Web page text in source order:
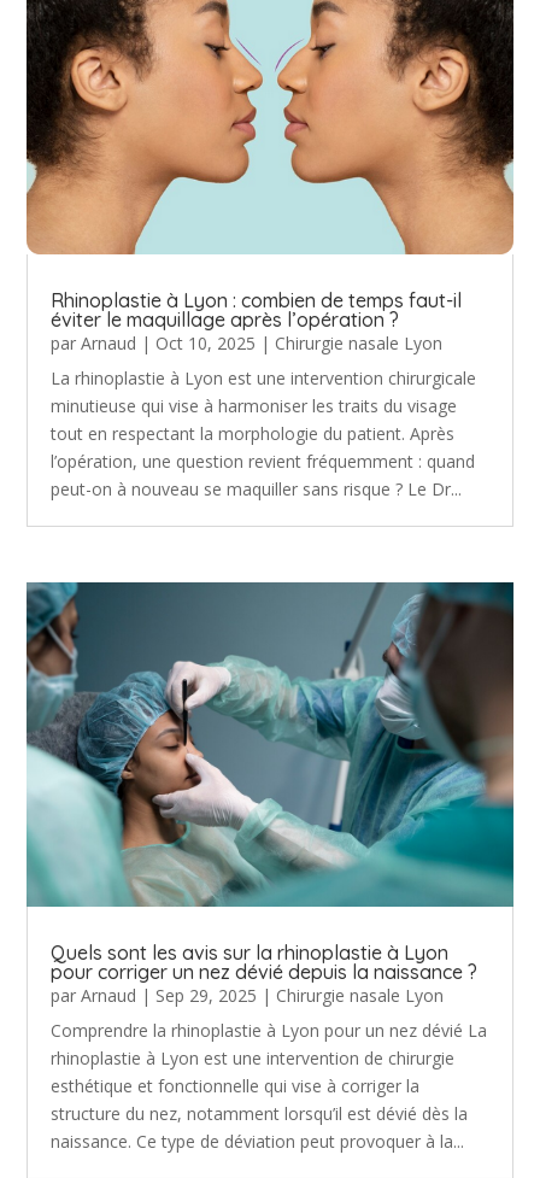
Rhinoplastie à Lyon : combien de temps faut-il
éviter le maquillage après l’opération ?
parArnaud | Oct 10, 2025 | Chirurgie nasale Lyon
La rhinoplastie à Lyon est une intervention chirurgicale
minutieuse qui vise à harmoniser les traits du visage
tout en respectant la morphologie du patient. Après
l’opération, une question revient fréquemment : quand
peut-on à nouveau se maquiller sans risque ? Le Dr...
Quels sont les avis sur la rhinoplastie à Lyon
pour corriger un nez dévié depuis la naissance ?
parArnaud | Sep 29, 2025 | Chirurgie nasale Lyon
Comprendre la rhinoplastie à Lyon pour un nez dévié La
rhinoplastie à Lyon est une intervention de chirurgie
esthétique et fonctionnelle qui vise à corriger la
structure du nez, notamment lorsqu’il est dévié dès la
naissance. Ce type de déviation peut provoquer à la...